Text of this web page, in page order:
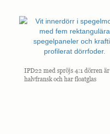
IPD22 med spröjs 4:1 dörren är
halvfransk och har floatglas